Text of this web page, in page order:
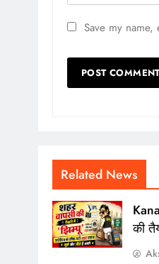
Save my
Related News
की